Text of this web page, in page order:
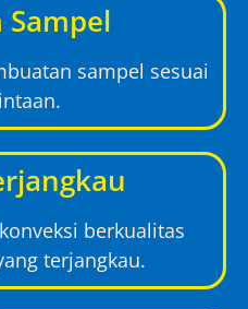
Sampel
sampel sesuai
berkualitas
terjangkau.